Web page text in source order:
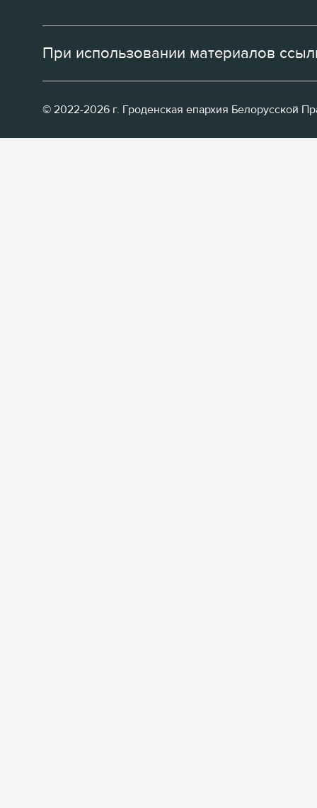
При использовании материалов
© 2022-2026 г. Гроденская епархия Белорусской